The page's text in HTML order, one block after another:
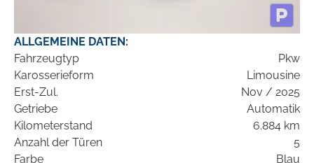
ALLGEMEINE DATEN:
Fahrzeugtyp
Pkw
Karosserieform
Limousine
Erst-Zul.
Nov / 2025
Getriebe
Automatik
Kilometerstand
6.884 km
Anzahl der Türen
5
Farbe
Blau